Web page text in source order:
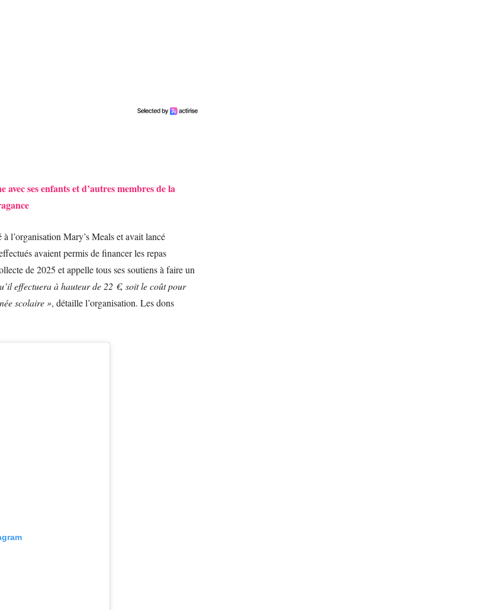
ses enfants et d’autres membres de la
l’organisation Mary’s Meals et avait lancé
avaient permis de financer les repas
de 2025 et appelle tous ses soutiens à faire un
effectuera à hauteur de 22 €, soit le coût pour
scolaire », détaille l’organisation. Les dons